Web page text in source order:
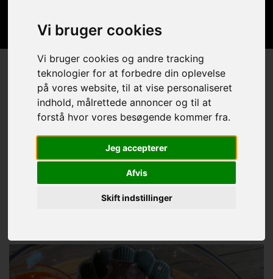
Vi bruger cookies
Vi bruger cookies og andre tracking
teknologier for at forbedre din oplevelse
på vores website, til at vise personaliseret
indhold, målrettede annoncer og til at
forstå hvor vores besøgende kommer fra.
Jeg accepterer
Afvis
Skift indstillinger
Ladies Night
Ladies Night er et aften arrangement for 6 personer. I
snacks, mens I bliver vist de forskellige behandlinger.
Herefter bliver I inddelt i hold og skal nu nyde de forskellige
behandlinger. Der serveres 2 retter mad i løbet af aftenen,
som slutter kl. ca. 22.30
Pris pr. person: 1.295.- alt inkl.